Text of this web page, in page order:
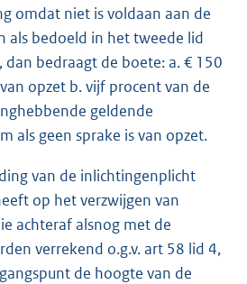
omdat niet is voldaan aan de
als bedoeld in het tweede lid
dan bedraagt de boete: a. € 150
opzet b. vijf procent van de
geldende
als geen sprake is van opzet.
van de inlichtingenplicht
op het verzwijgen van
achteraf alsnog met de
verrekend o.g.v. art 58 lid 4,
de hoogte van de